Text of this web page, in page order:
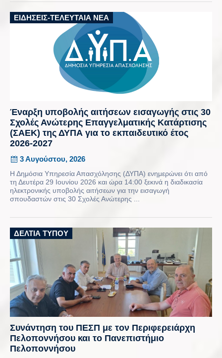
ΕΙΔΉΣΕΙΣ-ΤΕΛΕΥΤΑΊΑ ΝΈΑ
Έναρξη υποβολής αιτήσεων εισαγωγής στις 30
Σχολές Ανώτερης Επαγγελματικής Κατάρτισης
(ΣΑΕΚ) της ΔΥΠΑ για το εκπαιδευτικό έτος
2026-2027
3 Αυγούστου, 2026
Η Δημόσια Υπηρεσία Απασχόλησης (ΔΥΠΑ) ενημερώνει ότι από
τη Δευτέρα 29 Ιουνίου 2026 και ώρα 14:00 ξεκινά η διαδικασία
ηλεκτρονικής υποβολής αιτήσεων για την εισαγωγή
σπουδαστών στις 30 Σχολές Ανώτερης ...
ΔΕΛΤΊΑ ΤΎΠΟΥ
Συνάντηση του ΠΕΣΠ με τον Περιφερειάρχη
Πελοποννήσου και το Πανεπιστήμιο
Πελοποννήσου